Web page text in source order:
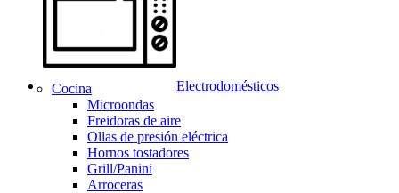
Electrodomésticos
Cocina
Microondas
Freidoras de aire
Ollas de presión eléctrica
Hornos tostadores
Grill/Panini
Arroceras